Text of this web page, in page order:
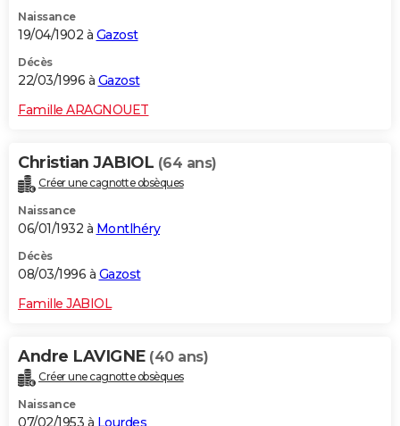
Naissance
19/04/1902 à Gazost
Décès
22/03/1996 à Gazost
Famille ARAGNOUET
Christian JABIOL (64 ans)
Créer une cagnotte obsèques
Naissance
06/01/1932 à Montlhéry
Décès
08/03/1996 à Gazost
Famille JABIOL
Andre LAVIGNE (40 ans)
Créer une cagnotte obsèques
Naissance
07/02/1953 à Lourdes